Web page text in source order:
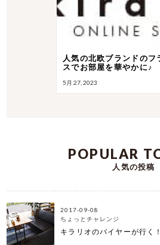
人気の北欧ブランドのフ
スでお部屋を華やかに♪
5月 27, 2023
POPULAR
人気の投稿
2017-09-08
ちょっとチャレンジ
キラリオのバイヤーが行く